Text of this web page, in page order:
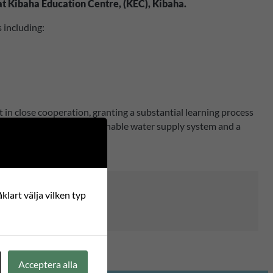
Education Centre, (KEC), Kibaha.
including:
close cooperation, granting a substantial learning process
functioning and sustainable water supply system and a
välja vilken typ
Acceptera alla